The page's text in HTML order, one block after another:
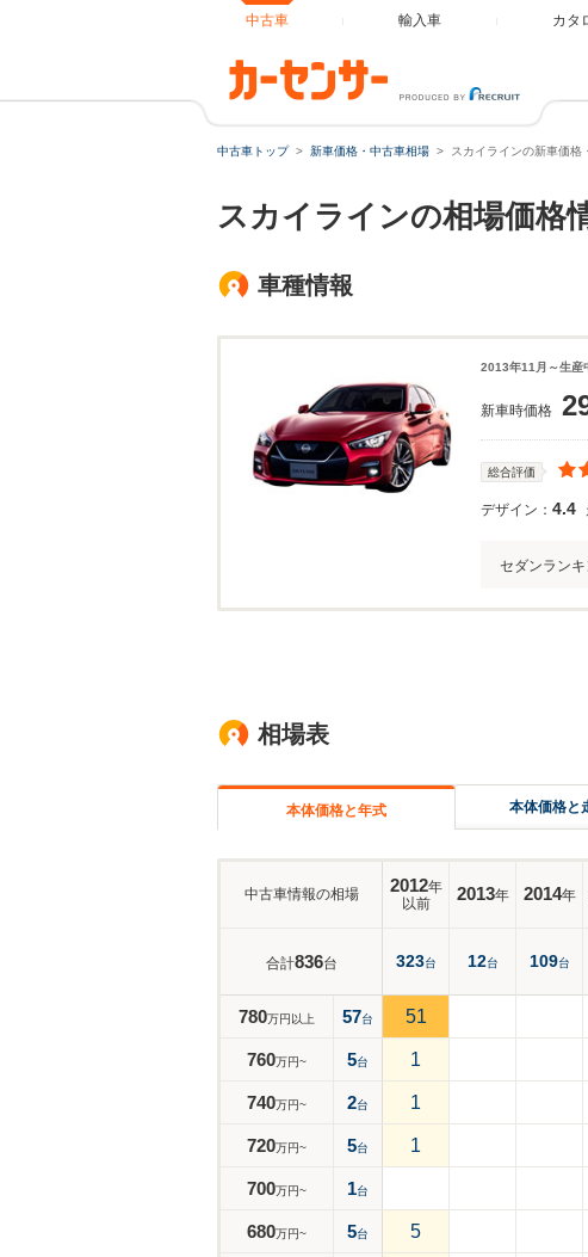
中古車 輸入車 カタ
中古車トップ 新車価格・中古車相場 スカイラインの新車価格
スカイラインの相場価格
車種情報
2013年11月～生産
新車時価格
総合評価
デザイン： 4.4
セダンラン
相場表
本体価格と年式 本体価格と
中古車情報の相場 2012年
以前
2013年 2014年
合計836台 323台 12台 109台
780万円以上 57台 51
760万円~ 5台 1
740万円~ 2台 1
720万円~ 5台 1
700万円~ 1台
680万円~ 5台 5